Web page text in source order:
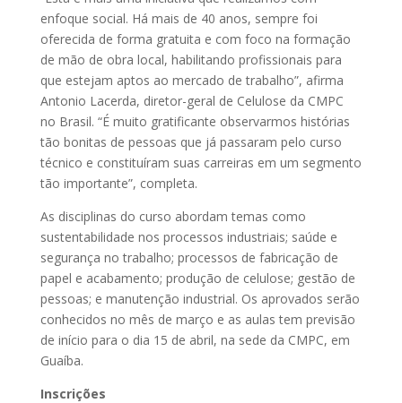
enfoque social. Há mais de 40 anos, sempre foi
oferecida de forma gratuita e com foco na formação
de mão de obra local, habilitando profissionais para
que estejam aptos ao mercado de trabalho”, afirma
Antonio Lacerda, diretor-geral de Celulose da CMPC
no Brasil. “É muito gratificante observarmos histórias
tão bonitas de pessoas que já passaram pelo curso
técnico e constituíram suas carreiras em um segmento
tão importante”, completa.
As disciplinas do curso abordam temas como
sustentabilidade nos processos industriais; saúde e
segurança no trabalho; processos de fabricação de
papel e acabamento; produção de celulose; gestão de
pessoas; e manutenção industrial. Os aprovados serão
conhecidos no mês de março e as aulas tem previsão
de início para o dia 15 de abril, na sede da CMPC, em
Guaíba.
Inscrições